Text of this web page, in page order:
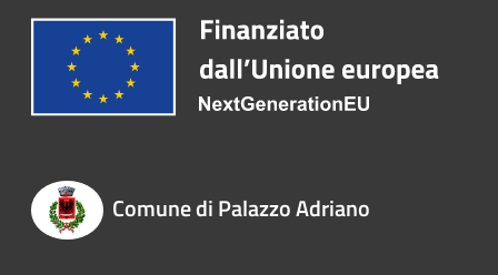
Comune di Palazzo Adriano